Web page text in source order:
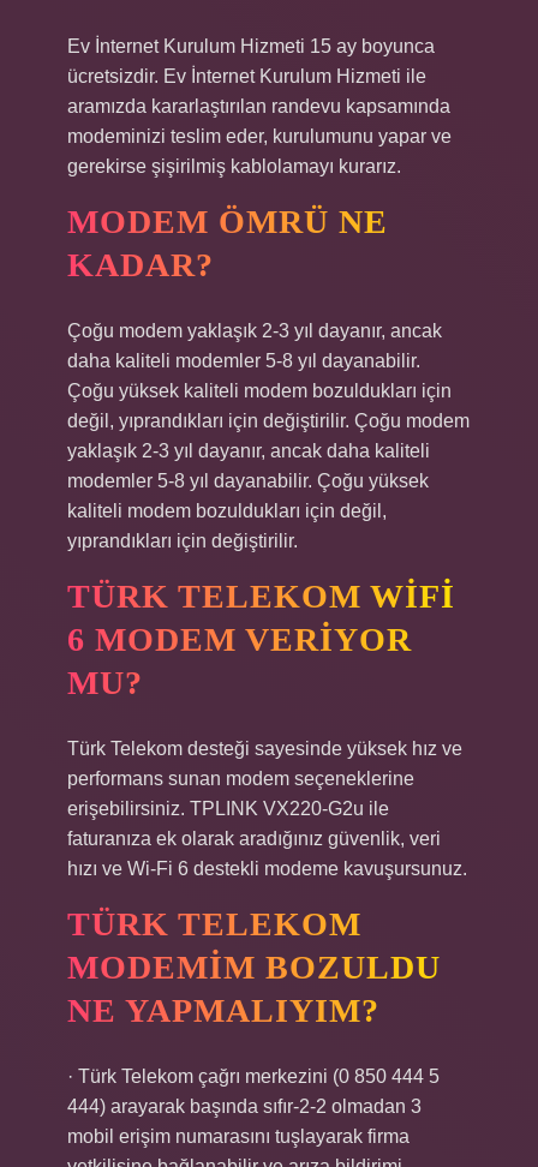
Ev İnternet Kurulum Hizmeti 15 ay boyunca
ücretsizdir. Ev İnternet Kurulum Hizmeti ile
aramızda kararlaştırılan randevu kapsamında
modeminizi teslim eder, kurulumunu yapar ve
gerekirse şişirilmiş kablolamayı kurarız.
MODEM ÖMRÜ NE
KADAR?
Çoğu modem yaklaşık 2-3 yıl dayanır, ancak
daha kaliteli modemler 5-8 yıl dayanabilir.
Çoğu yüksek kaliteli modem bozuldukları için
değil, yıprandıkları için değiştirilir. Çoğu modem
yaklaşık 2-3 yıl dayanır, ancak daha kaliteli
modemler 5-8 yıl dayanabilir. Çoğu yüksek
kaliteli modem bozuldukları için değil,
yıprandıkları için değiştirilir.
TÜRK TELEKOM WIFI
6 MODEM VERIYOR
MU?
Türk Telekom desteği sayesinde yüksek hız ve
performans sunan modem seçeneklerine
erişebilirsiniz. TPLINK VX220-G2u ile
faturanıza ek olarak aradığınız güvenlik, veri
hızı ve Wi-Fi 6 destekli modeme kavuşursunuz.
TÜRK TELEKOM
MODEMIM BOZULDU
NE YAPMALIYIM?
· Türk Telekom çağrı merkezini (0 850 444 5
444) arayarak başında sıfır-2-2 olmadan 3
mobil erişim numarasını tuşlayarak firma